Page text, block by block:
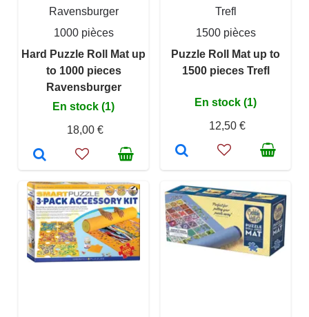
Ravensburger
1000 pièces
Hard Puzzle Roll Mat up
to 1000 pieces
Ravensburger
En stock (1)
18,00 €
Trefl
1500 pièces
Puzzle Roll Mat up to
1500 pieces Trefl
En stock (1)
12,50 €